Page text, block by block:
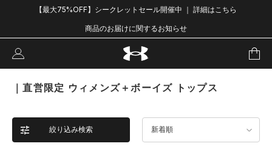
【最大75%OFF】シークレットセール開催中 ｜ 詳細はこちら
商品のお届けに関するお知らせ
｜直営限定 ウィメンズ＋ボーイズ トップス
絞り込み検索 新着順